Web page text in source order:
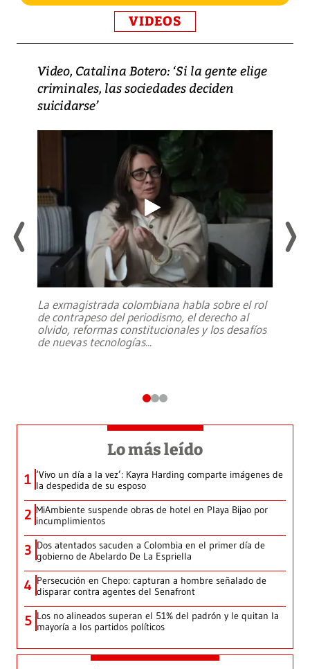
VIDEOS
Video, Catalina Botero: ‘Si la gente elige
criminales, las sociedades deciden
suicidarse’
La exmagistrada colombiana habla sobre el rol
de contrapeso del periodismo, el derecho al
olvido, reformas constitucionales y los desafíos
de nuevas tecnologías...
Lo más leído
1 ‘Vivo un día a la vez’: Kayra Harding comparte imágenes de
la despedida de su esposo
2 MiAmbiente suspende obras de hotel en Playa Bijao por
incumplimientos
3 Dos atentados sacuden a Colombia en el primer día de
gobierno de Abelardo De La Espriella
4 Persecución en Chepo: capturan a hombre señalado de
disparar contra agentes del Senafront
5 Los no alineados superan el 51% del padrón y le quitan la
mayoría a los partidos políticos